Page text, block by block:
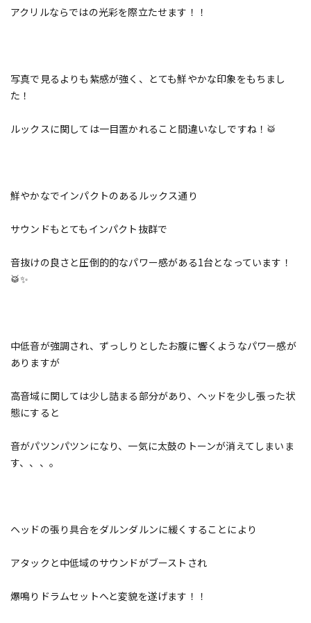
アクリルならではの光彩を際立たせます！！
写真で見るよりも紫感が強く、とても鮮やかな印象をもちまし
た！
ルックスに関しては一目置かれること間違いなしですね！🥁
鮮やかなでインパクトのあるルックス通り
サウンドもとてもインパクト抜群で
音抜けの良さと圧倒的的なパワー感がある1台となっています！
🥁✨
中低音が強調され、ずっしりとしたお腹に響くようなパワー感が
ありますが
高音域に関しては少し詰まる部分があり、ヘッドを少し張った状
態にすると
音がパツンパツンになり、一気に太鼓のトーンが消えてしまいま
す、、、。
ヘッドの張り具合をダルンダルンに緩くすることにより
アタックと中低域のサウンドがブーストされ
爆鳴りドラムセットへと変貌を遂げます！！